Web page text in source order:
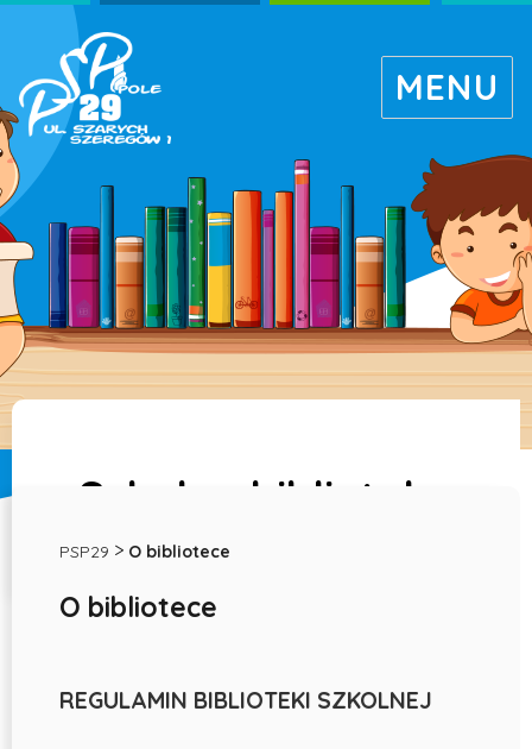
O
bibliotece
-
Publiczna
MENU
Szkolna biblioteka
PSP29 > O bibliotece
O bibliotece
REGULAMIN BIBLIOTEKI SZKOLNEJ